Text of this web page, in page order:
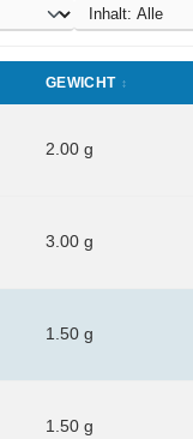
GEWICHT
2.00 g
3.00 g
1.50 g
1.50 g